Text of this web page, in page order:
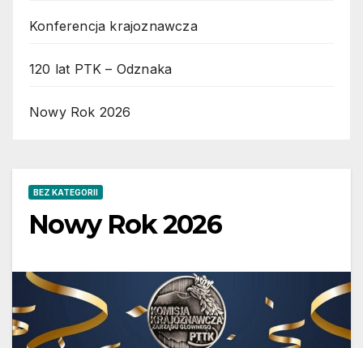
Konferencja krajoznawcza
120 lat PTK – Odznaka
Nowy Rok 2026
BEZ KATEGORII
Nowy Rok 2026